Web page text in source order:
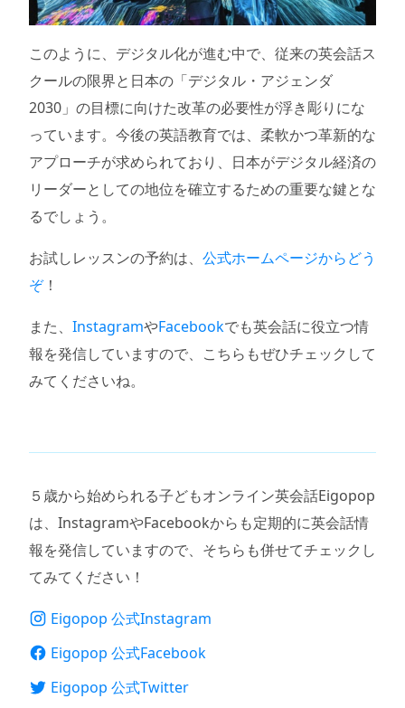
このように、デジタル化が進む中で、従来の英会話ス
クールの限界と日本の「デジタル・アジェンダ
2030」の目標に向けた改革の必要性が浮き彫りにな
っています。今後の英語教育では、柔軟かつ革新的な
アプローチが求められており、日本がデジタル経済の
リーダーとしての地位を確立するための重要な鍵とな
るでしょう。
お試しレッスンの予約は、 公式ホームページからどう
ぞ！
また、 InstagramやFacebookでも英会話に役立つ情
報を発信していますので、こちらもぜひチェックして
みてくださいね。
５歳から始められる子どもオンライン英会話Eigopop
は、InstagramやFacebookからも定期的に英会話情
報を発信していますので、そちらも併せてチェックし
てみてください！
Eigopop 公式Instagram
Eigopop 公式Facebook
Eigopop 公式Twitter